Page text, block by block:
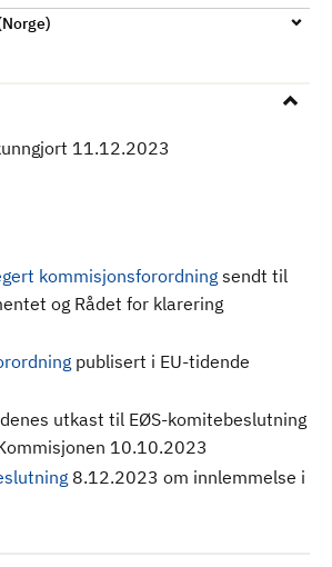
11.12.2023
kommisjonsforordning sendt til
og Rådet for klarering
publisert i EU-tidende
utkast til EØS-komitebeslutning
10.10.2023
8.12.2023 om innlemmelse i